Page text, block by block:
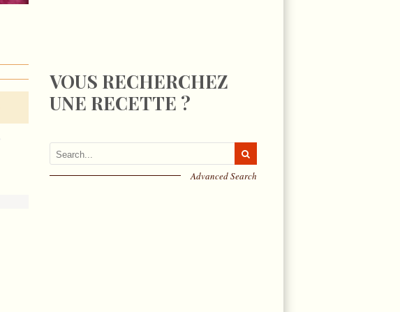
VOUS RECHERCHEZ
UNE RECETTE ?
Advanced Search